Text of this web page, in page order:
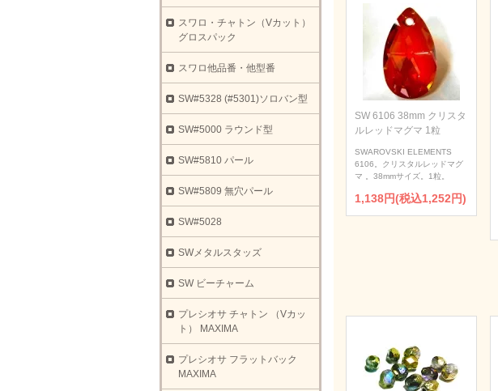
SW 6106 38mm クリスタ
ルレッドマグマ 1粒
SWAROVSKI ELEMENTS
6106。クリスタルレッドマグ
マ 。38mmサイズ。1粒。
1,138円(税込1,252円)
スワロ・チャトン（Vカット）
グロスパック
スワロ他品番・他型番
SW#5328 (#5301)ソロバン型
SW#5000 ラウンド型
SW#5810 パール
SW#5809 無穴パール
SW#5028
SWメタルスタッズ
SW ビーチャーム
プレシオサ チャトン （Vカッ
ト） MAXIMA
プレシオサ フラットバック
MAXIMA